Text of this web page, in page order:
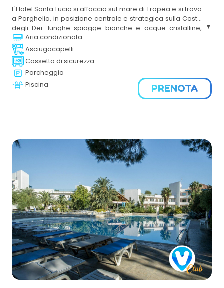
L'Hotel Santa Lucia si affaccia sul mare di Tropea e si trova
a Parghelia, in posizione centrale e strategica sulla Costa
degli Dei: lunghe spiagge bianche e acque cristalline,
imponenti scogliere e una natura spettacolare. Aperto da
aprile a ottobre, Hotel Santa Lucia è ideale per le tue
vacanze in famiglia con bambini e ragazzi, di coppia e di
gruppo in un ambiente protetto e dotato di ogni comfort,
nella Calabria più bella, tutta da esplorare.
Aria condizionata
Asciugacapelli
Cassetta di sicurezza
Parcheggio
Piscina
PRENOTA